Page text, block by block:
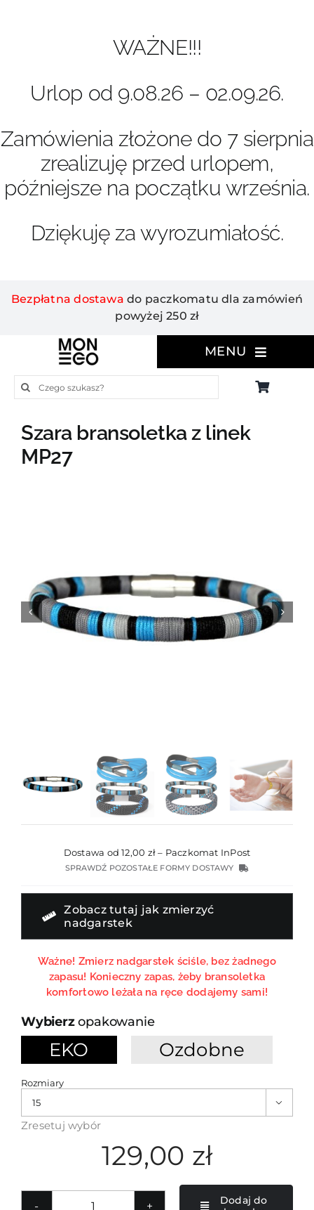
WAŻNE!!!
Urlop od 9.08.26 – 02.09.26.
Zamówienia złożone do 7 sierpnia
zrealizuję przed urlopem,
późniejsze na początku września.
Dziękuję za wyrozumiałość.
Bezpłatna dostawa do paczkomatu dla zamówień
powyżej 250 zł
MENU
Szukaj
Szara bransoletka z linek
MP27
Dostawa od 12,00 zł – Paczkomat InPost
SPRAWDŹ POZOSTAŁE FORMY DOSTAWY
Zobacz tutaj jak zmierzyć
nadgarstek
Ważne! Zmierz nadgarstek ściśle, bez żadnego
zapasu! Konieczny zapas, żeby bransoletka
komfortowo leżała na ręce dodajemy sami!
opakowanie
EKO Ozdobne
Rozmiary

Zresetuj wybór
129,00 zł
Dodaj do